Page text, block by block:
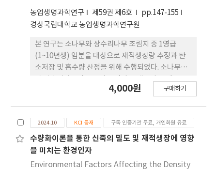
농업생명과학연구 제59권 제6호
pp.147-155
경상국립대학교 농업생명과학연구원
본 연구는 소나무와 상수리나무 조림지 중 1영급
(1~10년생) 임분을 대상으로 재적생장량 추정과 탄
소저장 및 흡수량 산정을 위해 수행되었다. 소나무림
조사하여 분석에 이용하였으며, 재적생장량 추정을
카이케 지수 등 7가지 검정통계량을 활용하여 수종별
최적 모델을 선정한 결과, 소나무림은 Gompertz 모
델(FI: 0.3591), 상수리나무림은 Schumacher 모델
(FI: 0.5225)이 최적식으로 도출되었다. 선정된 두 모
4,000원 구매하기
2024.10 KCI 등재 구독 인증기관 무료, 개인회원 유료
수량화이론을 통한 신죽의 밀도 및 재적생장에 영향
을 미치는 환경인자
Environmental Factors Affecting the Density